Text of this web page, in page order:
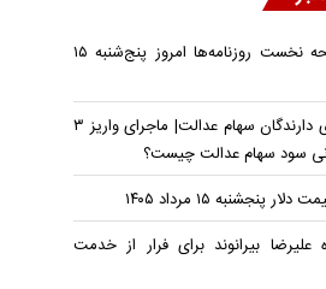
تصاویر| صفحه نخست روزنامه‌ها امروز پنج‌شنبه ۱۵
خبر مهم برای دارندگان سهام عدالت| ماجرای واریز ۳
سود سهام عدالت چیست؟
پنجشنبه ۱۵ مرداد ۱۴۰۵
علیرضا بیرانوند برای فرار از خدمت